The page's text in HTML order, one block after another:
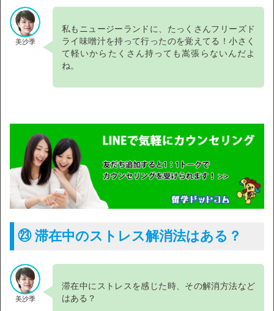
美沙季
私もニュージーランドに、たっくさんフリーズド
ライ味噌汁を持って行ったのを覚えてる！小さく
て軽いからたくさん持っても嵩張らないんだよ
ね。
㉓ 滞在中のストレス解消法はある？
美沙季
滞在中にストレスを感じた時、その解消方法など
はある？